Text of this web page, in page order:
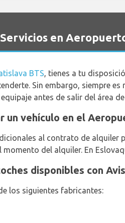
en
BTS, tienes a tu
Sin embargo, siempre
antes de salir del área
un vehículo en el
al contrato de
momento del alquiler. En
disponibles con Avis
los siguientes fabricantes: